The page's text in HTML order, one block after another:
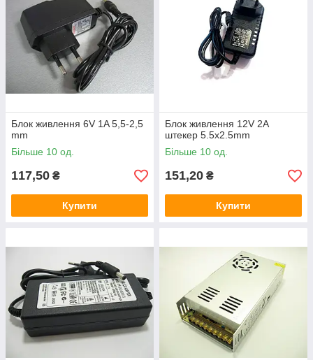
Блок живлення 6V 1A 5,5-2,5
mm
Більше 10 од.
117,50 ₴
Купити
Блок живлення 12V 2A
штекер 5.5x2.5mm
Більше 10 од.
151,20 ₴
Купити